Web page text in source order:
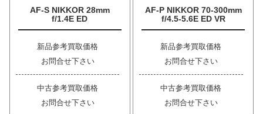
AF-S NIKKOR 28mm
f/1.4E ED
新品参考買取価格
お問合せ下さい
中古参考買取価格
お問合せ下さい
AF-P NIKKOR 70-300mm
f/4.5-5.6E ED VR
新品参考買取価格
お問合せ下さい
中古参考買取価格
お問合せ下さい